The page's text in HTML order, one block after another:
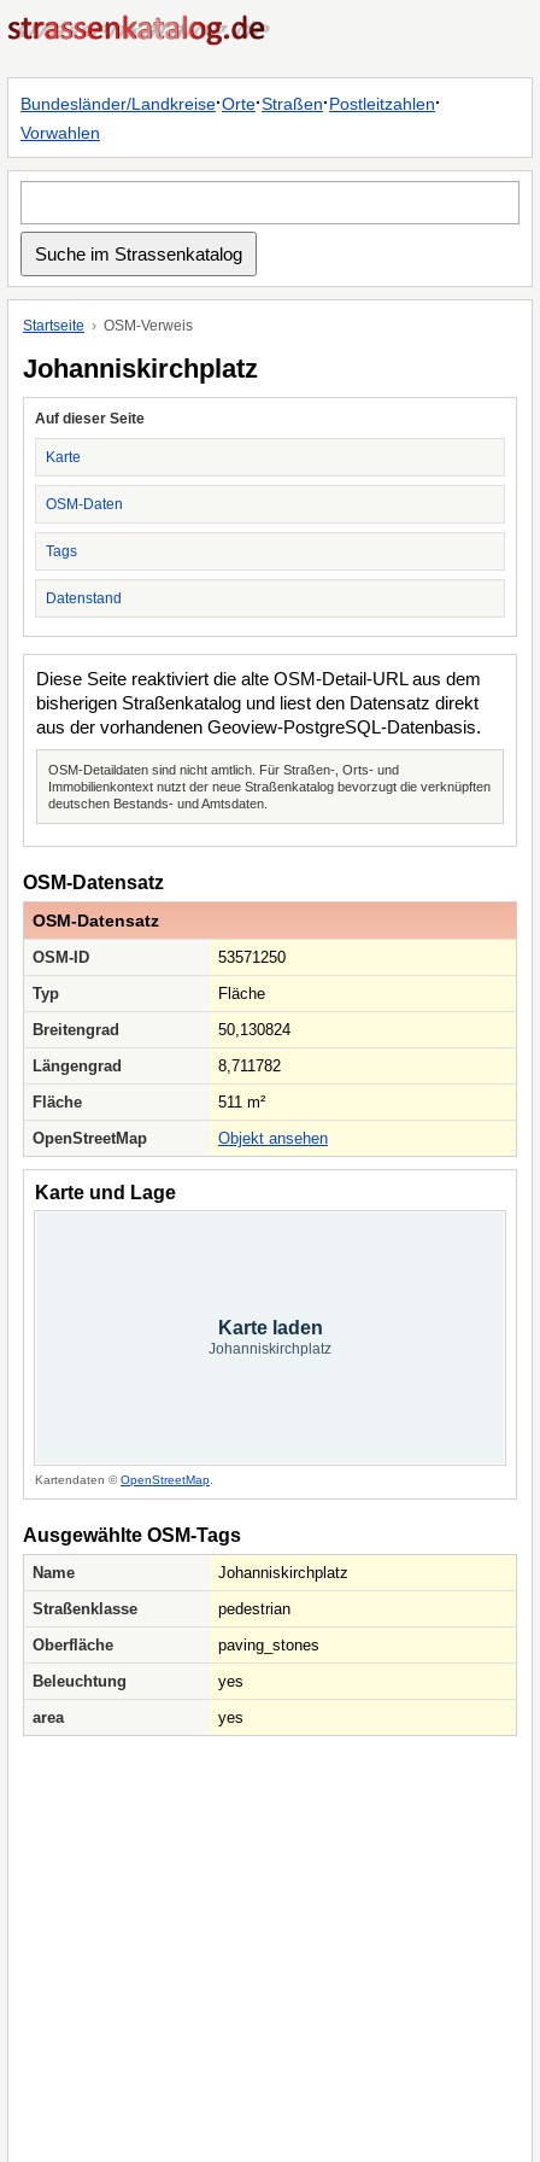
Bundesländer/Landkreise·Orte·Straßen·Postleitzahlen·
Vorwahlen
Startseite OSM-Verweis
Johanniskirchplatz
Auf dieser Seite
Karte
OSM-Daten
Tags
Datenstand
Diese Seite reaktiviert die alte OSM-Detail-URL aus dem
bisherigen Straßenkatalog und liest den Datensatz direkt
aus der vorhandenen Geoview-PostgreSQL-Datenbasis.
OSM-Detaildaten sind nicht amtlich. Für Straßen-, Orts- und
Immobilienkontext nutzt der neue Straßenkatalog bevorzugt die verknüpften
deutschen Bestands- und Amtsdaten.
OSM-Datensatz
OSM-Datensatz
OSM-ID
53571250
Typ
Fläche
Breitengrad
50,130824
Längengrad
8,711782
Fläche
511 m²
OpenStreetMap
Objekt ansehen
Karte und Lage
Karte laden
Johanniskirchplatz
Kartendaten ©OpenStreetMap
Ausgewählte OSM-Tags
Name
Johanniskirchplatz
Straßenklasse
pedestrian
Oberfläche
paving_stones
Beleuchtung
yes
area
yes